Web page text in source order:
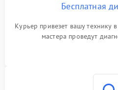
Бесплатная
Курьер привезет вашу технику
мастера проведут